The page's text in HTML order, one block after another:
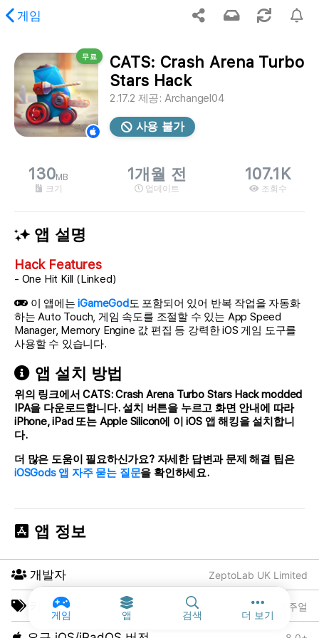
게임
게임 앱 검색 더 보기기타 옵션 및
청하신 콘텐츠를 찾을 수 없습니다.
무료
CATS: Crash Arena Turbo
Stars Hack
2.17.2 제공: Archangel04
사용 불가
130MB
크기
1개월 전
업데이트
107.1K
조회수
앱 설명
Hack Features
- One Hit Kill (Linked)
이 앱에는iGameGod도 포함되어 있어 반복 작업을 자동화
하는 Auto Touch, 게임 속도를 조절할 수 있는 App Speed
Manager, Memory Engine 값 편집 등 강력한 iOS 게임 도구를
사용할 수 있습니다.
앱 설치 방법
위의 링크에서CATS: Crash Arena Turbo Stars Hackmodded
IPA을 다운로드합니다. 설치 버튼을 누르고 화면 안내에 따라
iPhone, iPad 또는 Apple Silicon에 이 iOS 앱 해킹을 설치합니
다.
더 많은 도움이 필요하신가요? 자세한 답변과 문제 해결 팁은
iOSGods 앱 자주 묻는 질문을 확인하세요.
앱 정보
개발자 ZeptoLab UK Limited
카테고리 게임, 캐주얼